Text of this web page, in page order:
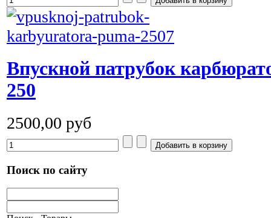
Впускной патрубок
250
2500,00 руб
Поиск по сайту